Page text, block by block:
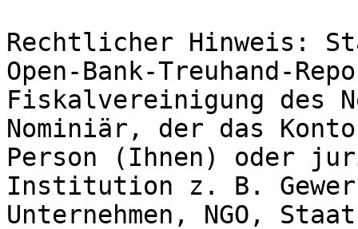
Rechtlicher Hinweis:
Open-Bank-Treuhand-
Fiskalvereinigung des
Nominiär, der das
Person (Ihnen) oder
Institution z. B.
Unternehmen, NGO,